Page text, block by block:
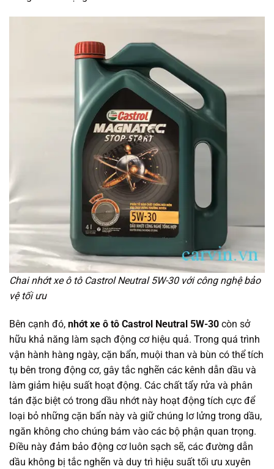
Chai nhớt xe ô tô Castrol Neutral 5W-30 với công nghệ bảo
vệ tối ưu
Bên cạnh đó, nhớt xe ô tô Castrol Neutral 5W-30 còn sở
hữu khả năng làm sạch động cơ hiệu quả. Trong quá trình
vận hành hàng ngày, cặn bẩn, muội than và bùn có thể tích
tụ bên trong động cơ, gây tắc nghẽn các kênh dẫn dầu và
làm giảm hiệu suất hoạt động. Các chất tẩy rửa và phân
tán đặc biệt có trong dầu nhớt này hoạt động tích cực để
loại bỏ những cặn bẩn này và giữ chúng lơ lửng trong dầu,
ngăn không cho chúng bám vào các bộ phận quan trọng.
Điều này đảm bảo động cơ luôn sạch sẽ, các đường dẫn
dầu không bị tắc nghẽn và duy trì hiệu suất tối ưu xuyên